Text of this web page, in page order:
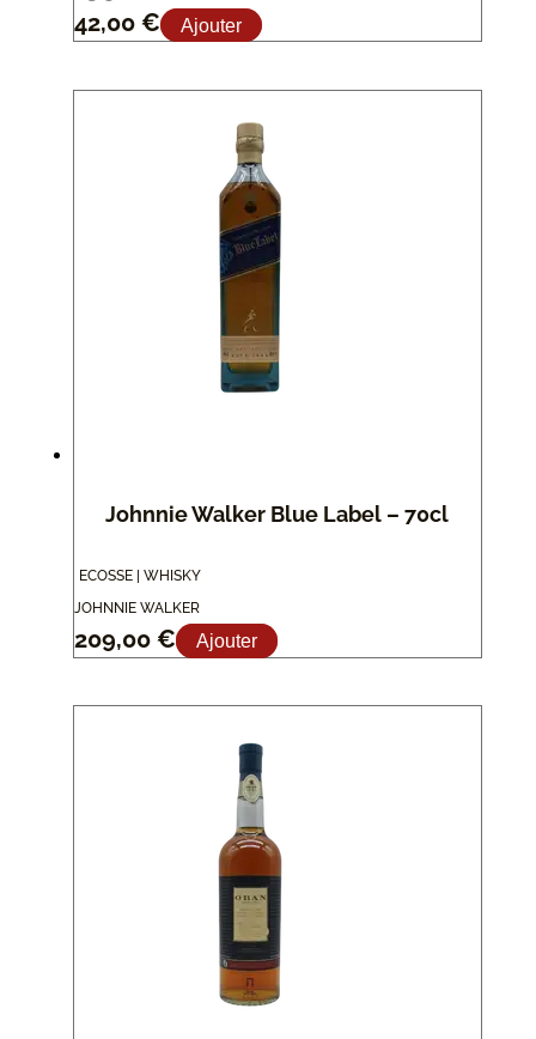
42,00 € Ajouter
Johnnie Walker Blue Label – 70cl
ECOSSE | WHISKY
JOHNNIE WALKER
209,00 € Ajouter